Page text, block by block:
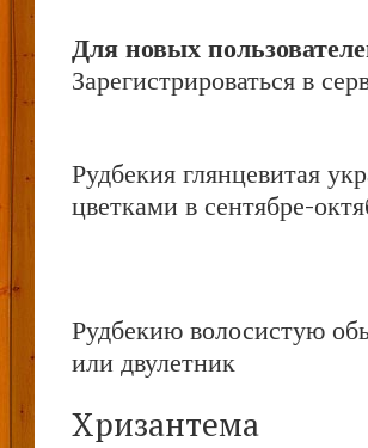
Для новых
Зарегистрироваться в
Рудбекия глянцевитая
цветками в сентябре-
Рудбекию волосистую
или двулетник
Хризантема